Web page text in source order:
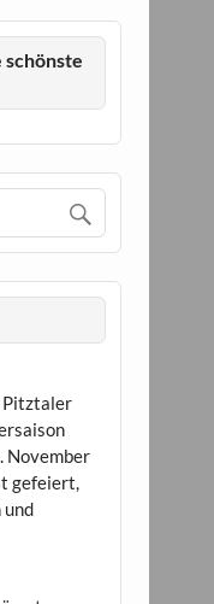
schönste
Pitztaler
November
gefeiert,
und